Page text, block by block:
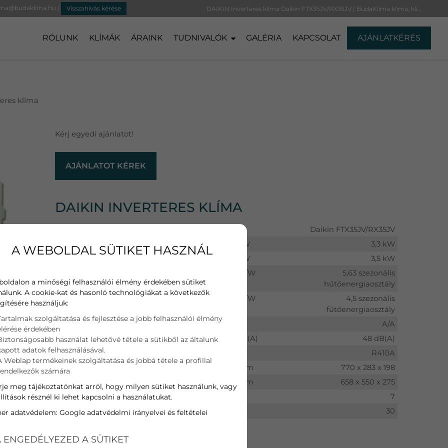
| Visszahívás kérése DAIKIN Inverteres klíma Daikin FTX35JV/RX35JV | BudaKlíma klíma, klímaszerelés
RÓLUNK KLÍMÁK ÁRAINK TUDNIVALÓK GALÉRIA KAPCSOLAT AJÁNLATKÉRÉS
klíma
kW
Kérj egyedi ajánlatot!
AJÁNLATOT KÉREK
DAIKIN INVERTERES KLÍMA
Daikin FTX35JV/RX35JV
Teljesítmény
Hűtés kW
3,3 kW
kW
3,5 kW
W/W
5,63 szezonális
hűtőenergiaosztály
SCOP
W/W
4,5 szezonális
fűtőenergiaosztály
Energia osztály
hűtés/fűtés
A/A
Zajszint
Kültéri db(A)
48 dB(A)
Hűtőközeg töltet típus
R410A
Méretek (szél x mag x mély)
Beltéri mm
770 x 283 x 198
Méretek (szél x mag x mély)
Kültéri mm
658 x 550 x 275
Nettó tömeg
7
Nettó tömeg
Kültéri 30
Kategóriák: Klímák ,
A WEBOLDAL SÜTIKET HASZNÁL
a minőségi felhasználói élmény érdekében sütiket
A cookie-kat és hasonló technológiákat a következők
használjuk:
szolgáltatása és fejlesztése a jobb felhasználói élmény
érdekében
használat lehetővé tétele a sütikből az általunk
adatok felhasználásával.
Weblap termékeinek szolgáltatása és jobbá tétele a profillal
számára
meg tájékoztatónkat arról, hogy milyen sütiket használunk, vagy
résznél ki lehet kapcsolni a használatukat.
adatvédelem: Google adatvédelmi irányelvei és feltételei
ENGEDÉLYEZED A SÜTIKET